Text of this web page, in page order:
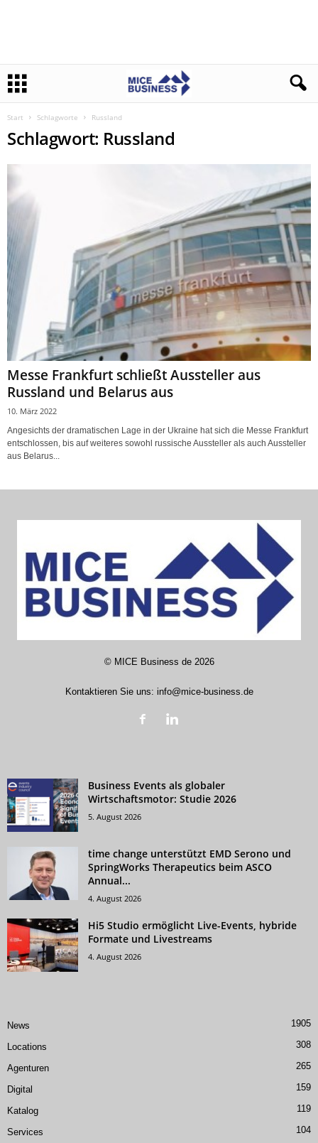
Start Schlagworte Russland
Schlagwort: Russland
Messe Frankfurt schließt Aussteller aus
Russland und Belarus aus
10. März 2022
Angesichts der dramatischen Lage in der Ukraine hat sich die Messe Frankfurt
entschlossen, bis auf weiteres sowohl russische Aussteller als auch Aussteller
aus Belarus...
© MICE Business de2026
Kontaktieren Sie uns: info@mice-business.de
Business Events als globaler
Wirtschaftsmotor: Studie 2026
5. August 2026
time change unterstützt EMD Serono und
SpringWorks Therapeutics beim ASCO
Annual...
4. August 2026
Hi5 Studio ermöglicht Live-Events, hybride
Formate und Livestreams
4. August 2026
News 1905
Locations 308
Agenturen 265
Digital 159
Katalog 119
Services 104